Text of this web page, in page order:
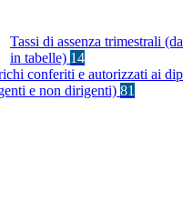
Tassi di assenza trimestrali
in tabelle) 14
conferiti e autorizzati ai
e non dirigenti) 81